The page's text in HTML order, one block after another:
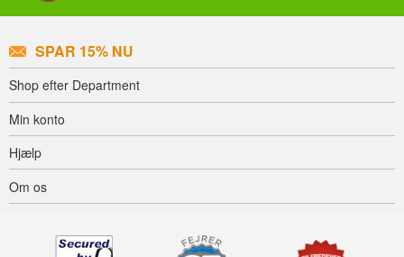
SPAR 15% NU
Shop efter Department
Min konto
Hjælp
Om os